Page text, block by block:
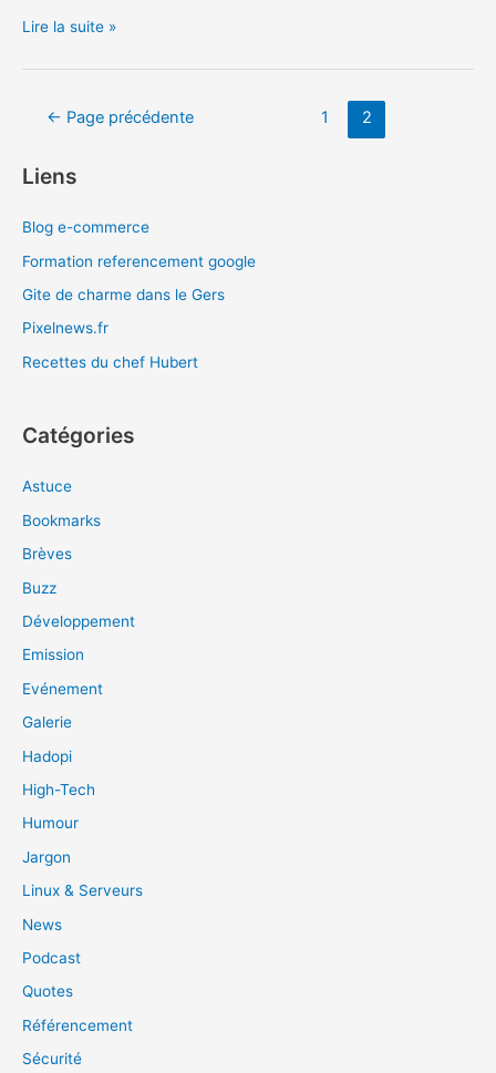
Parrainage
2.0
Lire la suite »
Navigation
← Page précédente 1 2
Liens
Blog e-commerce
Formation referencement google
Gite de charme dans le Gers
Pixelnews.fr
Recettes du chef Hubert
Catégories
Astuce
Bookmarks
Brèves
Buzz
Développement
Emission
Evénement
Galerie
Hadopi
High-Tech
Humour
Jargon
Linux & Serveurs
News
Podcast
Quotes
Référencement
Sécurité